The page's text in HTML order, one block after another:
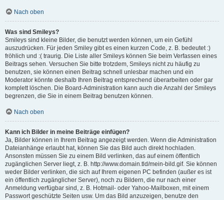
Nach oben
Was sind Smileys?
Smileys sind kleine Bilder, die benutzt werden können, um ein Gefühl
auszudrücken. Für jeden Smiley gibt es einen kurzen Code, z. B. bedeutet :)
fröhlich und :( traurig. Die Liste aller Smileys können Sie beim Verfassen eines
Beitrags sehen. Versuchen Sie bitte trotzdem, Smileys nicht zu häufig zu
benutzen, sie können einen Beitrag schnell unlesbar machen und ein
Moderator könnte deshalb Ihren Beitrag entsprechend überarbeiten oder gar
komplett löschen. Die Board-Administration kann auch die Anzahl der Smileys
begrenzen, die Sie in einem Beitrag benutzen können.
Nach oben
Kann ich Bilder in meine Beiträge einfügen?
Ja, Bilder können in Ihrem Beitrag angezeigt werden. Wenn die Administration
Dateianhänge erlaubt hat, können Sie das Bild auch direkt hochladen.
Ansonsten müssen Sie zu einem Bild verlinken, das auf einem öffentlich
zugänglichen Server liegt, z. B. http://www.domain.tld/mein-bild.gif. Sie können
weder Bilder verlinken, die sich auf Ihrem eigenen PC befinden (außer es ist
ein öffentlich zugänglicher Server), noch zu Bildern, die nur nach einer
Anmeldung verfügbar sind, z. B. Hotmail- oder Yahoo-Mailboxen, mit einem
Passwort geschützte Seiten usw. Um das Bild anzuzeigen, benutze den